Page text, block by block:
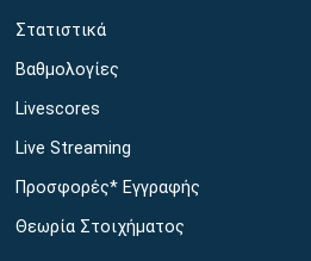
Στατιστικά
Βαθμολογίες
Livescores
Live Streaming
Προσφορές* Εγγραφής
Θεωρία Στοιχήματος